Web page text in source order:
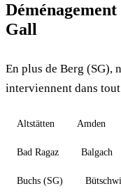
Gall
En plus de Berg (SG),
interviennent dans
Altstätten Amden
Bad Ragaz Balgach
Buchs (SG)